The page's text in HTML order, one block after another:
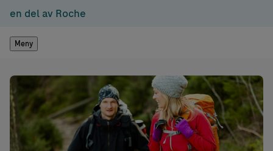
en del av Roche
Meny